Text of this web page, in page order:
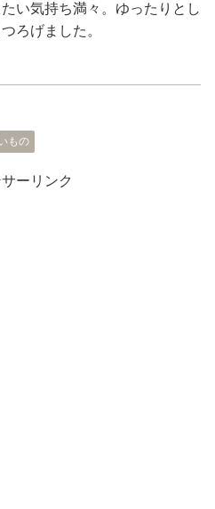
い気持ち満々。ゆったりとし
ろげました。
もの
ーリンク